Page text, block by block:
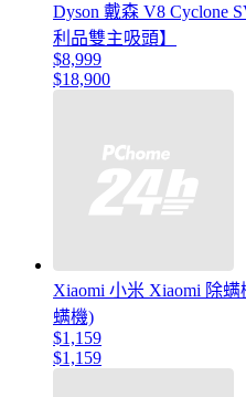
Dyson 戴森 V8 Cyclone
利品雙主吸頭】
$8,999
$18,900
Xiaomi 小米 Xiaomi 除
螨機)
$1,159
$1,159